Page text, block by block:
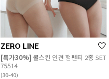
ZERO LINE
[특가30%] 쿨스킨 인견 햄팬티 2종 SET
75514
(30-40)